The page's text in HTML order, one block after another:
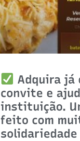
Adquira já
convite e
instituição.
feito com
solidariedade